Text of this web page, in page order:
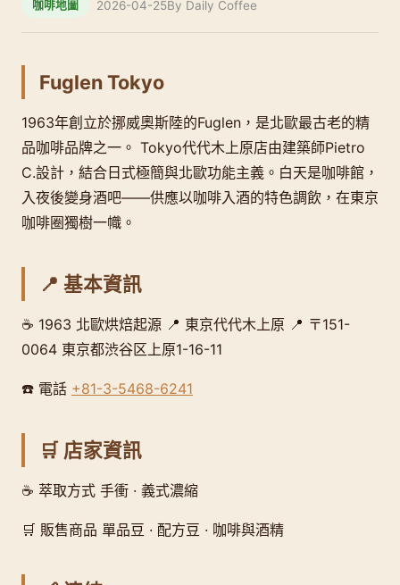
咖啡地圖 2026-04-25By Daily Coffee
Fuglen Tokyo
1963年創立於挪威奧斯陸的Fuglen，是北歐最古老的精
品咖啡品牌之一。 Tokyo代代木上原店由建築師Pietro
C.設計，結合日式極簡與北歐功能主義。白天是咖啡館，
入夜後變身酒吧——供應以咖啡入酒的特色調飲，在東京
咖啡圈獨樹一幟。
📍 基本資訊
☕ 1963 北歐烘焙起源 📍 東京代代木上原 📍 〒151-
0064 東京都渋谷区上原1-16-11
☎️ 電話 +81-3-5468-6241
🛒 店家資訊
☕ 萃取方式 手衝 · 義式濃縮
🛒 販售商品 單品豆 · 配方豆 · 咖啡與酒精